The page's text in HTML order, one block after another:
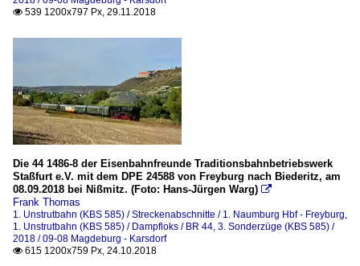
 539 1200x797 Px, 29.11.2018
Die 44 1486-8 der Eisenbahnfreunde Traditionsbahnbetriebswerk
Staßfurt e.V. mit dem DPE 24588 von Freyburg nach Biederitz, am
08.09.2018 bei Nißmitz. (Foto: Hans-Jürgen Warg) 
Frank Thomas
1. Unstrutbahn (KBS 585) / Streckenabschnitte / 1. Naumburg Hbf - Freyburg,
1. Unstrutbahn (KBS 585) / Dampfloks / BR 44, 3. Sonderzüge (KBS 585) /
2018 / 09-08 Magdeburg - Karsdorf
 615 1200x759 Px, 24.10.2018